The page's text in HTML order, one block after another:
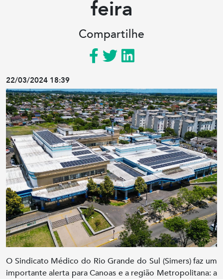
feira
Compartilhe
22/03/2024 18:39
O Sindicato Médico do Rio Grande do Sul (Simers) faz um
importante alerta para Canoas e a região Metropolitana: a